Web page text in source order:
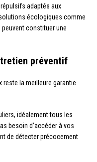
adaptés aux
écologiques comme
constituer une
préventif
reste la meilleure garantie
idéalement tous les
besoin d’accéder à vos
de détecter précocement